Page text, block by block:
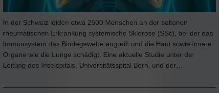
In der Schweiz leiden etwa 2500 Menschen an der seltenen
rheumatischen Erkrankung systemische Sklerose (SSc), bei der das
Immunsystem das Bindegewebe angreift und die Haut sowie innere
Organe wie die Lunge schädigt. Eine aktuelle Studie unter der
Leitung des Inselspitals, Universitätsspital Bern, und der…